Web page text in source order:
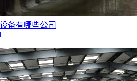
备有哪些公司